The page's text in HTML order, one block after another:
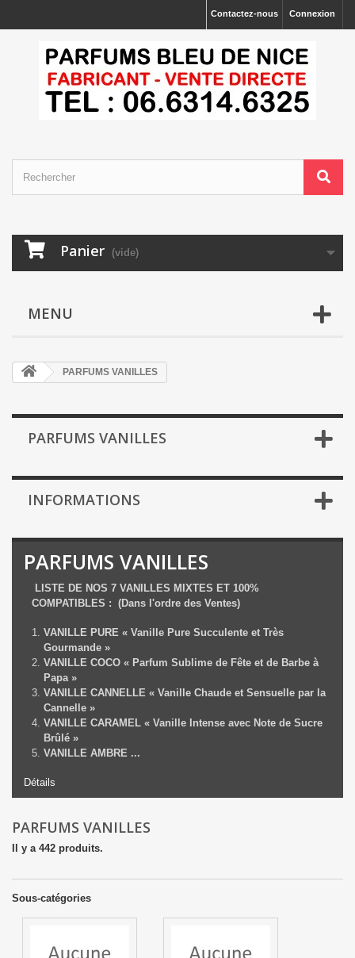
Connexion
Contactez-nous
Panier (vide)
MENU
PARFUMS VANILLES
PARFUMS VANILLES
INFORMATIONS
PARFUMS VANILLES
LISTE DE NOS 7 VANILLES MIXTES ET 100%
COMPATIBLES : (Dans l'ordre des Ventes)
VANILLE PURE « Vanille Pure Succulente et Très
Gourmande »
VANILLE COCO « Parfum Sublime de Fête et de Barbe à
Papa »
VANILLE CANNELLE « Vanille Chaude et Sensuelle par la
Cannelle »
VANILLE CARAMEL « Vanille Intense avec Note de Sucre
Brûlé »
VANILLE AMBRE ...
Détails
PARFUMS VANILLES
Il y a 442 produits.
Sous-catégories